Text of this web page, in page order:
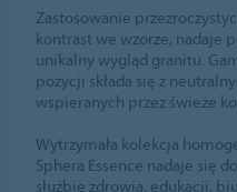
Zastosowanie
kontrast we wzorze, nadaje
unikalny wygląd granitu.
pozycji składa się z
wspieranych przez świeże
Wytrzymała kolekcja
Sphera Essence nadaje się
służbie zdrowia, edukacji,